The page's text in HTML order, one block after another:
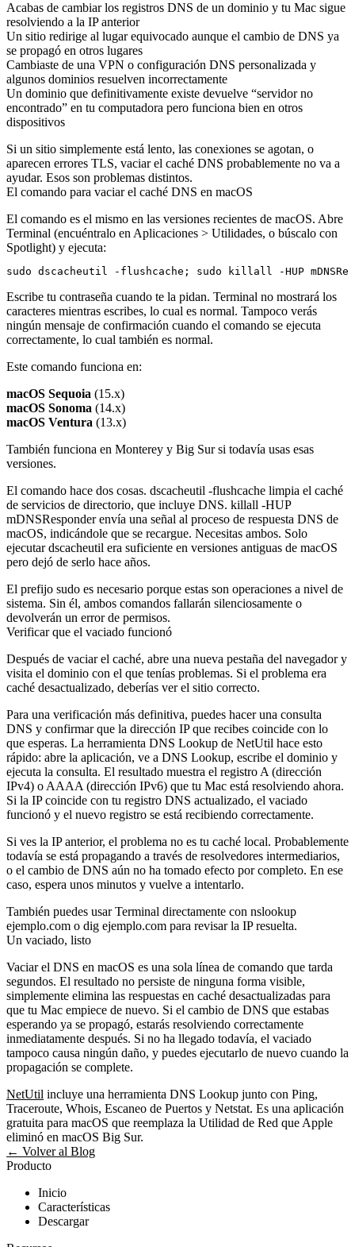
Acabas de cambiar los registros DNS de un dominio y tu Mac sigue
resolviendo a la IP anterior
Un sitio redirige al lugar equivocado aunque el cambio de DNS ya
se propagó en otros lugares
Cambiaste de una VPN o configuración DNS personalizada y
algunos dominios resuelven incorrectamente
Un dominio que definitivamente existe devuelve “servidor no
encontrado” en tu computadora pero funciona bien en otros
dispositivos
Si un sitio simplemente está lento, las conexiones se agotan, o
aparecen errores TLS, vaciar el caché DNS probablemente no va a
ayudar. Esos son problemas distintos.
El comando para vaciar el caché DNS en macOS
El comando es el mismo en las versiones recientes de macOS. Abre
Terminal (encuéntralo en Aplicaciones > Utilidades, o búscalo con
Spotlight) y ejecuta:
Escribe tu contraseña cuando te la pidan. Terminal no mostrará los
caracteres mientras escribes, lo cual es normal. Tampoco verás
ningún mensaje de confirmación cuando el comando se ejecuta
correctamente, lo cual también es normal.
Este comando funciona en:
macOS Sequoia (15.x)
macOS Sonoma (14.x)
macOS Ventura (13.x)
También funciona en Monterey y Big Sur si todavía usas esas
versiones.
El comando hace dos cosas. dscacheutil -flushcache limpia el caché
de servicios de directorio, que incluye DNS. killall -HUP
mDNSResponderenvía una señal al proceso de respuesta DNS de
macOS, indicándole que se recargue. Necesitas ambos. Solo
ejecutardscacheutil era suficiente en versiones antiguas de macOS
pero dejó de serlo hace años.
El prefijo sudo es necesario porque estas son operaciones a nivel de
sistema. Sin él, ambos comandos fallarán silenciosamente o
devolverán un error de permisos.
Verificar que el vaciado funcionó
Después de vaciar el caché, abre una nueva pestaña del navegador y
visita el dominio con el que tenías problemas. Si el problema era
caché desactualizado, deberías ver el sitio correcto.
Para una verificación más definitiva, puedes hacer una consulta
DNS y confirmar que la dirección IP que recibes coincide con lo
que esperas. La herramienta DNS Lookup de NetUtil hace esto
rápido: abre la aplicación, ve a DNS Lookup, escribe el dominio y
ejecuta la consulta. El resultado muestra el registro A (dirección
IPv4) o AAAA (dirección IPv6) que tu Mac está resolviendo ahora.
Si la IP coincide con tu registro DNS actualizado, el vaciado
funcionó y el nuevo registro se está recibiendo correctamente.
Si ves la IP anterior, el problema no es tu caché local. Probablemente
todavía se está propagando a través de resolvedores intermediarios,
o el cambio de DNS aún no ha tomado efecto por completo. En ese
caso, espera unos minutos y vuelve a intentarlo.
También puedes usar Terminal directamente con nslookup
ejemplo.com o dig ejemplo.com para revisar la IP resuelta.
Un vaciado, listo
Vaciar el DNS en macOS es una sola línea de comando que tarda
segundos. El resultado no persiste de ninguna forma visible,
simplemente elimina las respuestas en caché desactualizadas para
que tu Mac empiece de nuevo. Si el cambio de DNS que estabas
esperando ya se propagó, estarás resolviendo correctamente
inmediatamente después. Si no ha llegado todavía, el vaciado
tampoco causa ningún daño, y puedes ejecutarlo de nuevo cuando la
propagación se complete.
NetUtil incluye una herramienta DNS Lookup junto con Ping,
Traceroute, Whois, Escaneo de Puertos y Netstat. Es una aplicación
gratuita para macOS que reemplaza la Utilidad de Red que Apple
eliminó en macOS Big Sur.
← Volver al Blog
Producto
Inicio
Características
Descargar